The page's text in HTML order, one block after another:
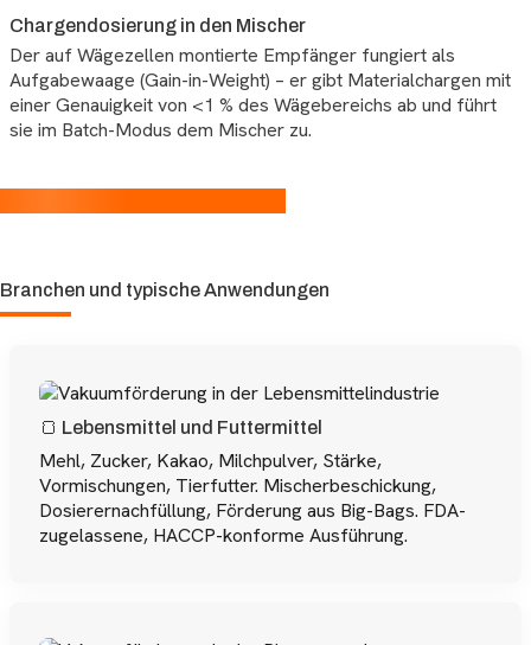
Chargendosierung in den Mischer
Der auf Wägezellen montierte Empfänger fungiert als
Aufgabewaage (Gain-in-Weight) – er gibt Materialchargen mit
einer Genauigkeit von <1 % des Wägebereichs ab und führt
sie im Batch-Modus dem Mischer zu.
Branchen und typische Anwendungen
🍞 Lebensmittel und Futtermittel
Mehl, Zucker, Kakao, Milchpulver, Stärke,
Vormischungen, Tierfutter. Mischerbeschickung,
Dosierernachfüllung, Förderung aus Big-Bags. FDA-
zugelassene, HACCP-konforme Ausführung.